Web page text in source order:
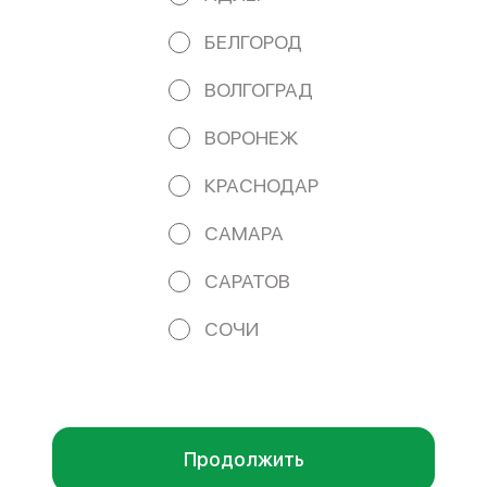
аналитических сервисов согласно нашейполитике
конфиденциальности
Работает на эффективном ядреFoodpicásso
ПОЛИТИКА КОНФИДЕНЦИАЛЬНОСТИ
БЕЛГОРОД
ВОЛГОГРАД
ВОРОНЕЖ
КРАСНОДАР
САМАРА
САРАТОВ
СОЧИ